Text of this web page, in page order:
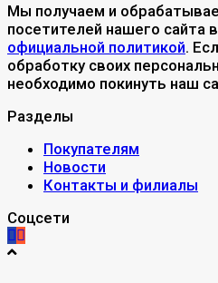
Мы получаем и
посетителей нашего сайта
официальной политикой.
обработку своих
необходимо покинуть наш
Разделы
Покупателям
Новости
Контакты и филиалы
Соцсети